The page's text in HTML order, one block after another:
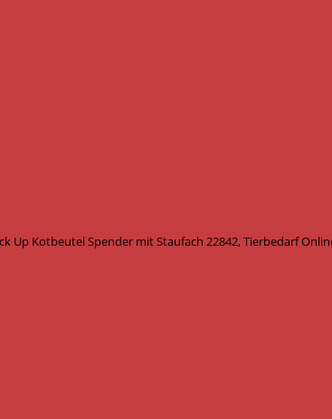
Kotbeutel Spender mit Staufach 22842, Tierbedarf